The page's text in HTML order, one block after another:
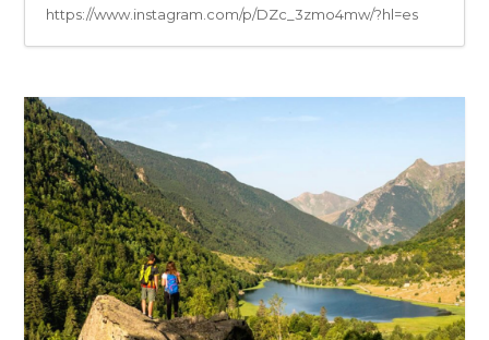
https://www.instagram.com/p/DZc_3zmo4mw/?hl=es